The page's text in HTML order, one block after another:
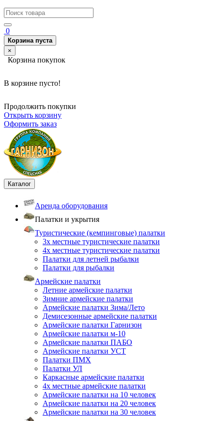
0
Корзина пуста
×
Корзина покупок
В корзине пусто!
Продолжить покупки
Открыть корзину
Оформить заказ
Каталог
Аренда оборудования
Палатки и укрытия
Туристические (кемпинговые) палатки
3х местные туристические палатки
4х местные туристические палатки
Палатки для летней рыбалки
Палатки для рыбалки
Армейские палатки
Летние армейские палатки
Зимние армейские палатки
Армейские палатки Зима/Лето
Демисезонные армейские палатки
Армейские палатки Гарнизон
Армейские палатки м-10
Армейские палатки ПАБО
Армейские палатки УСТ
Палатки ПМХ
Палатки УЛ
Каркасные армейские палатки
4х местные армейские палатки
Армейские палатки на 10 человек
Армейские палатки на 20 человек
Армейские палатки на 30 человек